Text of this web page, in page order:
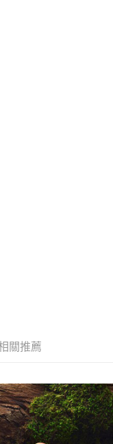
方式。 讓您購物簡單
至「AFTEE先享後付」
效，需透過AFTEE先享
面顯示為準，若有關於
support/home
享後付」服務完成之交
易相關給付款項請求債
關推薦